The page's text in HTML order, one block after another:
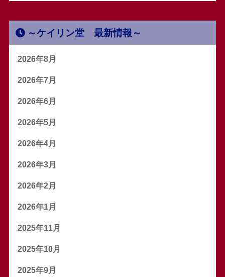
～ケイリン堂 最新情報～
2026年8月
2026年7月
2026年6月
2026年5月
2026年4月
2026年3月
2026年2月
2026年1月
2025年11月
2025年10月
2025年9月